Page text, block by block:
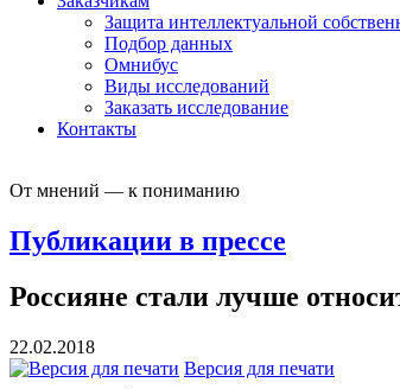
Защита интеллектуальной
Подбор данных
Омнибус
Виды исследований
Заказать исследование
Контакты
От мнений — к пониманию
Публикации в прессе
Россияне стали лучше
22.02.2018
Версия для печати